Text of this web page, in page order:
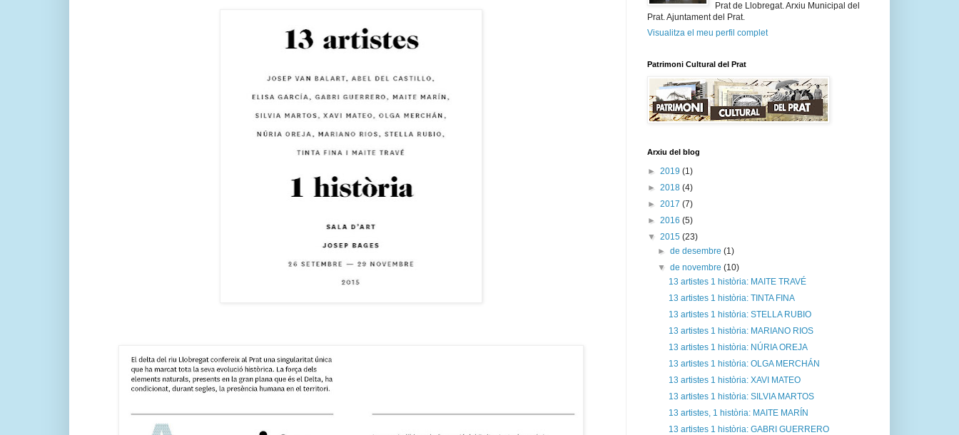
Prat de Llobregat. Arxiu Municipal del
Prat. Ajuntament del Prat.
Visualitza el meu perfil complet
Patrimoni Cultural del Prat
Arxiu del blog
► 2019 (1)
► 2018 (4)
► 2017 (7)
► 2016 (5)
▼ 2015 (23)
►de desembre(1)
▼de novembre(10)
13 artistes 1 història: MAITE TRAVÉ
13 artistes 1 història: TINTA FINA
13 artistes 1 història: STELLA RUBIO
13 artistes 1 història: MARIANO RIOS
13 artistes 1 història: NÚRIA OREJA
13 artistes 1 història: OLGA MERCHÁN
13 artistes 1 història: XAVI MATEO
13 artistes 1 història: SILVIA MARTOS
13 artistes, 1 història: MAITE MARÍN
13 artistes 1 història: GABRI GUERRERO